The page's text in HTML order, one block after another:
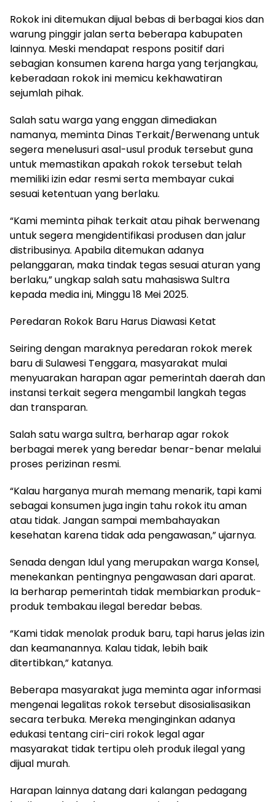
Rokok ini ditemukan dijual bebas di berbagai kios dan
warung pinggir jalan serta beberapa kabupaten
lainnya. Meski mendapat respons positif dari
sebagian konsumen karena harga yang terjangkau,
keberadaan rokok ini memicu kekhawatiran
sejumlah pihak.
Salah satu warga yang enggan dimediakan
namanya, meminta Dinas Terkait/Berwenang untuk
segera menelusuri asal-usul produk tersebut guna
untuk memastikan apakah rokok tersebut telah
memiliki izin edar resmi serta membayar cukai
sesuai ketentuan yang berlaku.
“Kami meminta pihak terkait atau pihak berwenang
untuk segera mengidentifikasi produsen dan jalur
distribusinya. Apabila ditemukan adanya
pelanggaran, maka tindak tegas sesuai aturan yang
berlaku,” ungkap salah satu mahasiswa Sultra
kepada media ini, Minggu 18 Mei 2025.
Peredaran Rokok Baru Harus Diawasi Ketat
Seiring dengan maraknya peredaran rokok merek
baru di Sulawesi Tenggara, masyarakat mulai
menyuarakan harapan agar pemerintah daerah dan
instansi terkait segera mengambil langkah tegas
dan transparan.
Salah satu warga sultra, berharap agar rokok
berbagai merek yang beredar benar-benar melalui
proses perizinan resmi.
“Kalau harganya murah memang menarik, tapi kami
sebagai konsumen juga ingin tahu rokok itu aman
atau tidak. Jangan sampai membahayakan
kesehatan karena tidak ada pengawasan,” ujarnya.
Senada dengan Idul yang merupakan warga Konsel,
menekankan pentingnya pengawasan dari aparat.
Ia berharap pemerintah tidak membiarkan produk-
produk tembakau ilegal beredar bebas.
“Kami tidak menolak produk baru, tapi harus jelas izin
dan keamanannya. Kalau tidak, lebih baik
ditertibkan,” katanya.
Beberapa masyarakat juga meminta agar informasi
mengenai legalitas rokok tersebut disosialisasikan
secara terbuka. Mereka menginginkan adanya
edukasi tentang ciri-ciri rokok legal agar
masyarakat tidak tertipu oleh produk ilegal yang
dijual murah.
Harapan lainnya datang dari kalangan pedagang